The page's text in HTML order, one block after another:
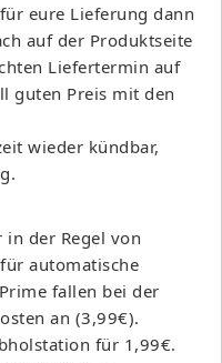
eure Lieferung dann
auf der Produktseite
Liefertermin auf
guten Preis mit den
wieder kündbar,
der Regel von
automatische
fallen bei der
an (3,99€).
für 1,99€.